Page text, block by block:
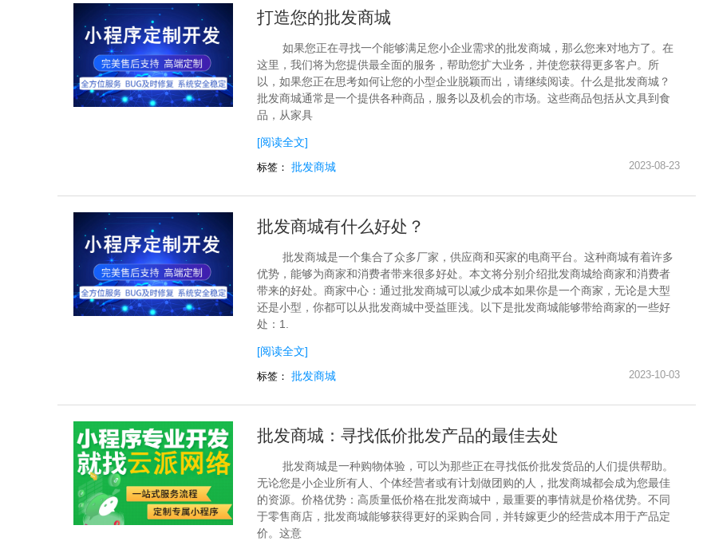
打造您的批发商城
如果您正在寻找一个能够满足您小企业需求的批发商城，那么您来对地方了。在
这里，我们将为您提供最全面的服务，帮助您扩大业务，并使您获得更多客户。所
以，如果您正在思考如何让您的小型企业脱颖而出，请继续阅读。什么是批发商城？
批发商城通常是一个提供各种商品，服务以及机会的市场。这些商品包括从文具到食
品，从家具
[阅读全文]
标签： 批发商城 2023-08-23
批发商城有什么好处？
批发商城是一个集合了众多厂家，供应商和买家的电商平台。这种商城有着许多
优势，能够为商家和消费者带来很多好处。本文将分别介绍批发商城给商家和消费者
带来的好处。商家中心：通过批发商城可以减少成本如果你是一个商家，无论是大型
还是小型，你都可以从批发商城中受益匪浅。以下是批发商城能够带给商家的一些好
处：1.
[阅读全文]
标签： 批发商城 2023-10-03
批发商城：寻找低价批发产品的最佳去处
批发商城是一种购物体验，可以为那些正在寻找低价批发货品的人们提供帮助。
无论您是小企业所有人、个体经营者或有计划做团购的人，批发商城都会成为您最佳
的资源。价格优势：高质量低价格在批发商城中，最重要的事情就是价格优势。不同
于零售商店，批发商城能够获得更好的采购合同，并转嫁更少的经营成本用于产品定
价。这意